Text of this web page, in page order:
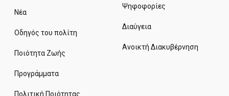
Νέα
Οδηγός του πολίτη
Ποιότητα Ζωής
Προγράμματα
Πολιτική Ποιότητας
Ψηφοφορίες
Διαύγεια
Ανοικτή Διακυβέρνηση